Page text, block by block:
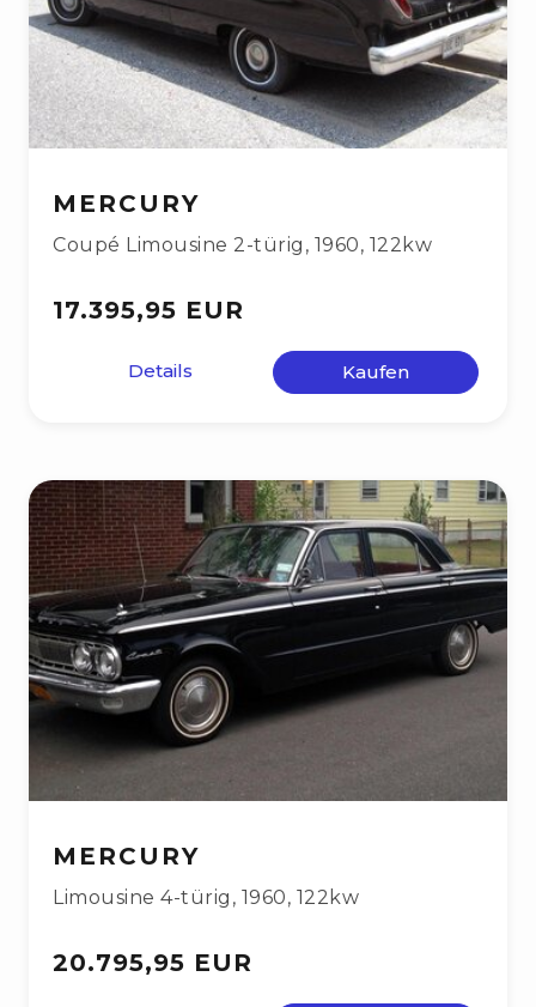
MERCURY
Coupé Limousine 2-türig , 1960, 122kw
17.395,95 EUR
Details Kaufen
MERCURY
Limousine 4-türig , 1960, 122kw
20.795,95 EUR